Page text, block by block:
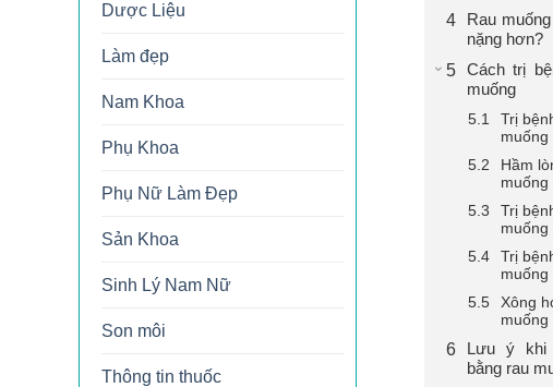
Rau
nặng hơn?
Cách trị
muống
Trị
muống
Hầm
Trị
muống
Trị
muống
Xông
muống
Lưu ý khi
bằng rau
Dược Liệu
Làm đẹp
Nam Khoa
Phụ Khoa
Phụ Nữ Làm Đẹp
Sản Khoa
Sinh Lý Nam Nữ
Son môi
Thông tin thuốc